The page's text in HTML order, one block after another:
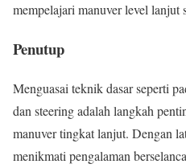
mempelajari manuver level lanjut
Penutup
Menguasai teknik dasar seperti
dan steering adalah langkah
manuver tingkat lanjut. Dengan
menikmati pengalaman